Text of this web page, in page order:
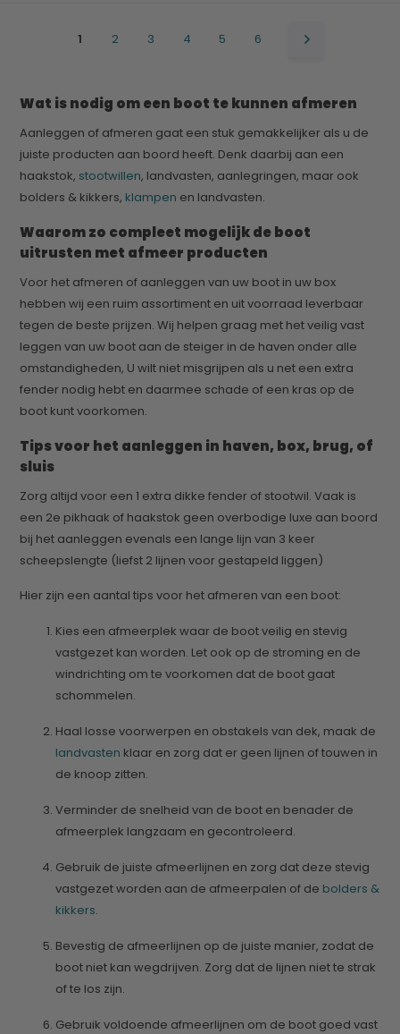
1 2 3 4 5 6
Wat is nodig om een boot te kunnen afmeren
Aanleggen of afmeren gaat een stuk gemakkelijker als u de
juiste producten aan boord heeft. Denk daarbij aan een
haakstok, stootwillen, landvasten, aanlegringen, maar ook
bolders & kikkers, klampen en landvasten.
Waarom zo compleet mogelijk de boot
uitrusten met afmeer producten
Voor het afmeren of aanleggen van uw boot in uw box
hebben wij een ruim assortiment en uit voorraad leverbaar
tegen de beste prijzen. Wij helpen graag met het veilig vast
leggen van uw boot aan de steiger in de haven onder alle
omstandigheden, U wilt niet misgrijpen als u net een extra
fender nodig hebt en daarmee schade of een kras op de
boot kunt voorkomen.
Tips voor het aanleggen in haven, box, brug, of
sluis
Zorg altijd voor een 1 extra dikke fender of stootwil. Vaak is
een 2e pikhaak of haakstok geen overbodige luxe aan boord
bij het aanleggen evenals een lange lijn van 3 keer
scheepslengte (liefst 2 lijnen voor gestapeld liggen)
Hier zijn een aantal tips voor het afmeren van een boot:
Kies een afmeerplek waar de boot veilig en stevig
vastgezet kan worden. Let ook op de stroming en de
windrichting om te voorkomen dat de boot gaat
schommelen.
Haal losse voorwerpen en obstakels van dek, maak de
landvasten klaar en zorg dat er geen lijnen of touwen in
de knoop zitten.
Verminder de snelheid van de boot en benader de
afmeerplek langzaam en gecontroleerd.
Gebruik de juiste afmeerlijnen en zorg dat deze stevig
vastgezet worden aan de afmeerpalen of de bolders &
kikkers.
Bevestig de afmeerlijnen op de juiste manier, zodat de
boot niet kan wegdrijven. Zorg dat de lijnen niet te strak
of te los zijn.
Gebruik voldoende afmeerlijnen om de boot goed vast